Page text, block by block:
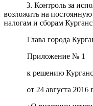
3. Контроль за
возложить на
налогам и сборам
Глава города
Приложение № 1
к решению
от 24 августа 2016